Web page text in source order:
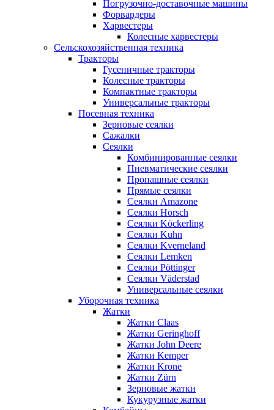
Погрузочно-доставочные машины
Форвардеры
Харвестеры
Колесные харвестеры
Сельскохозяйственная техника
Тракторы
Гусеничные тракторы
Колесные тракторы
Компактные тракторы
Универсальные тракторы
Посевная техника
Зерновые сеялки
Сажалки
Сеялки
Комбинированные сеялки
Пневматические сеялки
Пропашные сеялки
Прямые сеялки
Сеялки Amazone
Сеялки Horsch
Сеялки Köckerling
Сеялки Kuhn
Сеялки Kverneland
Сеялки Lemken
Сеялки Pöttinger
Сеялки Väderstad
Универсальные сеялки
Уборочная техника
Жатки
Жатки Claas
Жатки Geringhoff
Жатки John Deere
Жатки Kemper
Жатки Krone
Жатки Zürn
Зерновые жатки
Кукурузные жатки